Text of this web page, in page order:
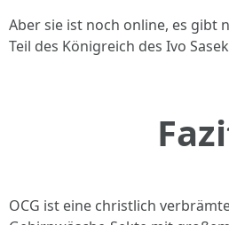
Aber sie ist noch online, es gibt
Teil des Königreich des Ivo
OCG ist eine christlich